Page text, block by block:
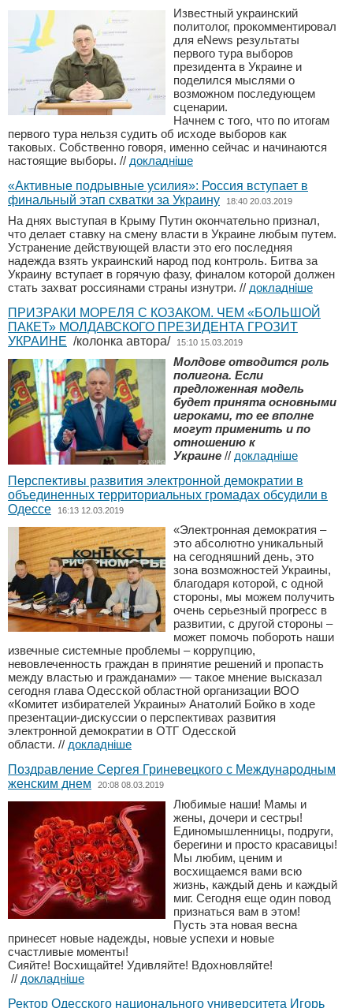
Известный украинский
политолог, прокомментировал
для eNews результаты
первого тура выборов
президента в Украине и
поделился мыслями о
возможном последующем
сценарии.
Начнем с того, что по итогам
первого тура нельзя судить об исходе выборов как
таковых. Собственно говоря, именно сейчас и начинаются
настоящие выборы. // докладніше
«Активные подрывные усилия»: Россия вступает в
финальный этап схватки за Украину
18:40 20.03.2019
На днях выступая в Крыму Путин окончательно признал,
что делает ставку на смену власти в Украине любым путем.
Устранение действующей власти это его последняя
надежда взять украинский народ под контроль. Битва за
Украину вступает в горячую фазу, финалом которой должен
стать захват россиянами страны изнутри. // докладніше
ПРИЗРАКИ МОРЕЛЯ С КОЗАКОМ. ЧЕМ «БОЛЬШОЙ
ПАКЕТ» МОЛДАВСКОГО ПРЕЗИДЕНТА ГРОЗИТ
УКРАИНЕ /колонка автора/ 15:10 15.03.2019
Молдове отводится роль
полигона. Если
предложенная модель
будет принята основными
игроками, то ее вполне
могут применить и по
отношению к
Украине // докладніше
Перспективы развития электронной демократии в
объединенных территориальных громадах обсудили в
Одессе
16:13 12.03.2019
«Электронная демократия –
это абсолютно уникальный
на сегодняшний день, это
зона возможностей Украины,
благодаря которой, с одной
стороны, мы можем получить
очень серьезный прогресс в
развитии, с другой стороны –
может помочь побороть наши
извечные системные проблемы – коррупцию,
невовлеченность граждан в принятие решений и пропасть
между властью и гражданами» — такое мнение высказал
сегодня глава Одесской областной организации ВОО
«Комитет избирателей Украины» Анатолий Бойко в ходе
презентации-дискуссии о перспективах развития
электронной демократии в ОТГ Одесской
области. // докладніше
Поздравление Сергея Гриневецкого с Международным
женским днем
20:08 08.03.2019
Любимые наши! Мамы и
жены, дочери и сестры!
Единомышленницы, подруги,
берегини и просто красавицы!
Мы любим, ценим и
восхищаемся вами всю
жизнь, каждый день и каждый
миг. Сегодня еще один повод
признаться вам в этом!
Пусть эта новая весна
принесет новые надежды, новые успехи и новые
счастливые моменты!
Сияйте! Восхищайте! Удивляйте! Вдохновляйте!
// докладніше
Ректор Одесского национального университета Игорь